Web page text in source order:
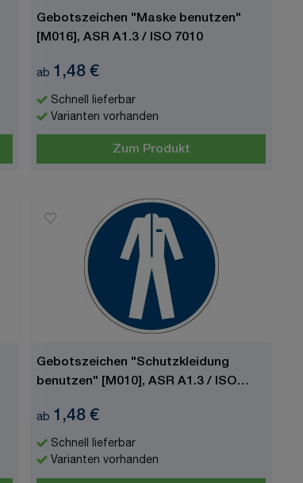
Gebotszeichen "Maske benutzen"
[M016], ASR A1.3 / ISO 7010
ab 1,48 €
Schnell lieferbar
Varianten vorhanden
Zum Produkt
Gebotszeichen "Schutzkleidung
benutzen" [M010], ASR A1.3 / ISO
ab 1,48 €
Schnell lieferbar
Varianten vorhanden